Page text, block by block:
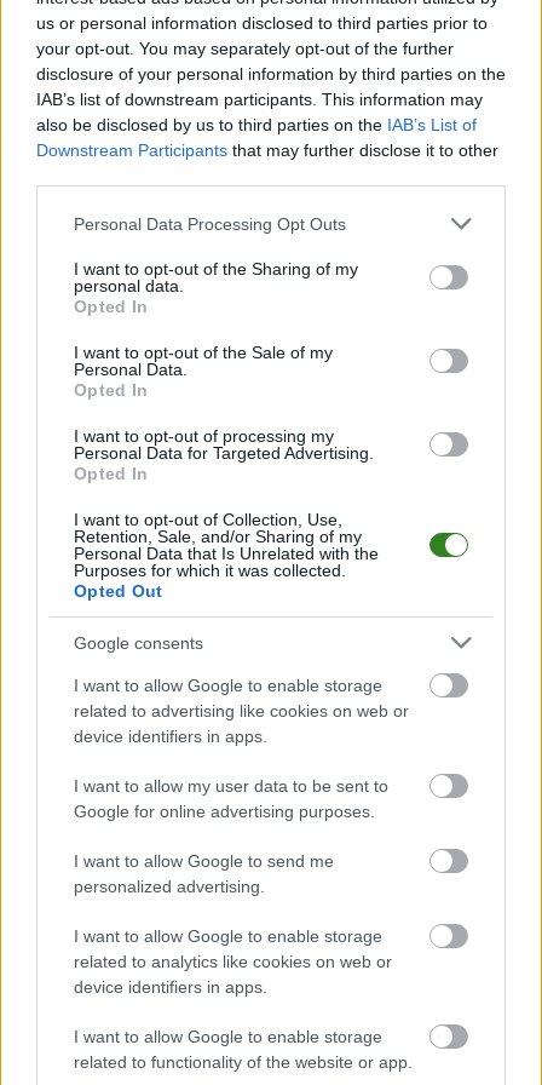
us or personal information disclosed to third parties prior to
your opt-out. You may separately opt-out of the further
disclosure of your personal information by third parties on the
IAB’s list of downstream participants. This information may
also be disclosed by us to third parties on the IAB’s List of
Downstream Participants that may further disclose it to other
Please note that this website/app uses one or more Google
not limited to your visit or usage behaviour. You may click to
grant or deny consent to Google and its third-party tags to
use your data for below specified purposes in below Google
consent section.
Personal Data Processing Opt Outs
I want to opt-out of the Sharing of my
personal data.
Opted In
I want to opt-out of the Sale of my
Personal Data.
Opted In
I want to opt-out of processing my
Personal Data for Targeted Advertising.
Opted In
I want to opt-out of Collection, Use,
Retention, Sale, and/or Sharing of my
Personal Data that Is Unrelated with the
Purposes for which it was collected.
Opted Out
Google consents
I want to allow Google to enable storage
related to advertising like cookies on web or
device identifiers in apps.
I want to allow my user data to be sent to
Google for online advertising purposes.
I want to allow Google to send me
personalized advertising.
I want to allow Google to enable storage
related to analytics like cookies on web or
device identifiers in apps.
I want to allow Google to enable storage
related to functionality of the website or app.
Po zakończeniu spotkania automatycznie publikujemyoficjalny wynik
spotkania, a także dane meczowe, jeśli są dostępne.
Pełny harmonogram rozgrywek dostępny jest tutaj:Jarosław > Klasa B
Przeworsk - terminarz.
Informacje o składach i strzelcach
rezerwowych, zmiany oraz listę strzelców bramek. Informacje te
Jeśli jesteś kibicem klubu KS Kisielów lub Błękitni Wierzbna - zaglądaj tutaj
częściej. Nasz serwis regularnie dostarcza informacje o
PodkarpacieLive.pl to największa bazameczów lokalnych drużyn
piłkarskichw województwie. Sprawdź nasze relacje, śledź ulubioną ligę i
bądź na bieżąco z wydarzeniami z boisk!
Analiza przed meczem: KS Kisielów vs Błękitni Wierzbna
KS Kisielów - Błękitni Wierzbna
dniu 11 kwietnia 2026. Początek meczu o godz. 16:00.
KS Kisielówprzystępuje do tego spotkania w roli gospodarza. Jak
drużyna radzi sobie w sezonie 2025/2026 rozgrywek Jarosław > Klasa B
Przeworsk przed własną publicznością? Na tej stronie możecie zobaczyć
tabelę uwzględniającą tylko mecze u siebie. W tabeli biorącej pod uwagę
tylko mecze wyjazdowe możecie natomiast sprawdzić jak spisuje się klub
Jarosław > Klasa B Przeworsk - sytuacja w tabeli
Przed meczami 16. kolejki - Jarosław > Klasa B Przeworsk gospodarze (KS
4. miejscu.
Poniżej znajdziesz także ostatnie mecze obu drużyn oraz statystyki
KS Kisielów vs. Błękitni Wierzbna - relacja, wynik na żywo,
transmisja
Wynik meczu KS Kisielów - Błękitni Wierzbna znajdziesz na naszej stronie
zaraz po jego zakończeniu. Jeżeli szukasz informacji meczowych, zajrzyj
KS Kisielów vs. Błękitni Wierzbna - wynik, składy, strzelcy
Jeżeli w internecie lub TV dostępna jest
albo innych spotkań Jarosław > Klasa B
Przeworsk na pewno znajdziesz takie informacje na naszym portalu.
Możliwe jednak, że nigdzie nie pojawi się stream online z tego pojedynku.